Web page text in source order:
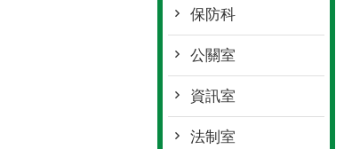
保防科
公關室
資訊室
法制室